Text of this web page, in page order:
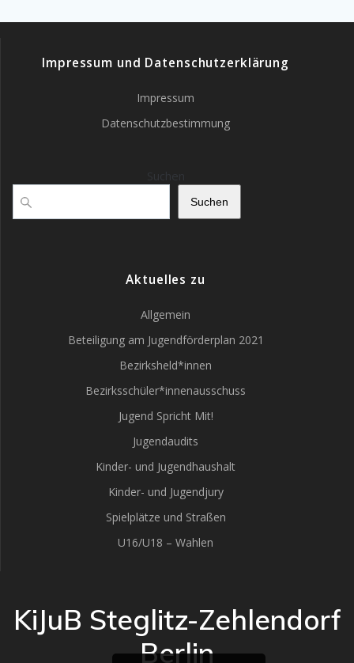
Impressum und Datenschutzerklärung
Impressum
Datenschutzbestimmung
Suchen
Aktuelles zu
Allgemein
Beteiligung am Jugendförderplan 2021
Bezirksheld*innen
Bezirksschüler*innenausschuss
Jugend Spricht Mit!
Jugendaudits
Kinder- und Jugendhaushalt
Kinder- und Jugendjury
Spielplätze und Straßen
U16/U18 – Wahlen
KiJuB Steglitz-Zehlendorf
Berlin